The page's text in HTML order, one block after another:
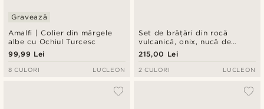
Amalfi | Colier din mărgele
albe cu Ochiul Turcesc
Gravează
99,99 Lei
8 CULORI LUCLEON
Set de brățări din rocă
vulcanică, onix, nucă de
cocos și argint
215,00 Lei
2 CULORI LUCLEON